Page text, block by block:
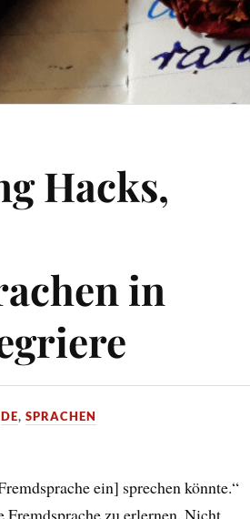
Hacks,
in
DE,SPRACHEN
ein] sprechen könnte.“
Fremdsprache zu erlernen. Nicht